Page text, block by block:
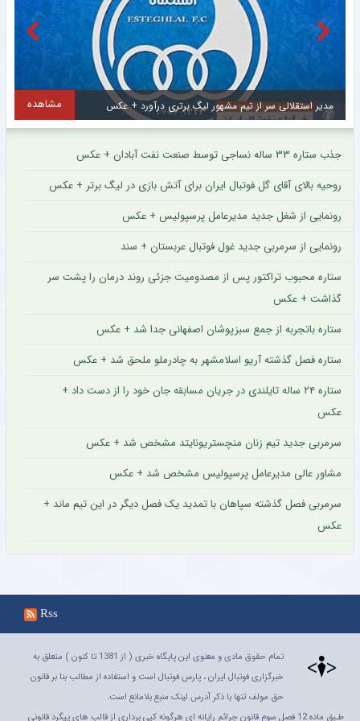
مهدی طارمی برای ستاره اینتر پیام فرستاد + عکس مشاهده
جذب ستاره ۳۳ ساله نساجی توسط صنعت نفت آبادان + عکس
روحیه بالای آقای گل فوتبال ایران برای آتش بازی در لیگ برتر + عکس
رونمایی از شغل جدید مدیرعامل پرسپولیس + عکس
رونمایی از سرمربی جدید غول فوتبال عربستان + سند
ستاره محبوب تراکتور پس از مصدومیت جزئی روند درمان را پشت سر
گذاشت + عکس
ستاره باتجربه از جمع سبزپوشان اصفهانی جدا شد + عکس
ستاره فصل گذشته آریو اسلامشهر به چادرملو ملحق شد + عکس
ستاره ۲۴ ساله تایلندی در جریان مسابقه جان خود را از دست داد +
عکس
سرمربی جدید تیم زنان منچستریونایتد مشخص شد + عکس
مشاور عالی مدیرعامل پرسپولیس مشخص شد + عکس
سرمربی فصل گذشته سپاهان با تمدید یک فصل دیگر در این تیم ماند +
عکس
Rss
تمام حقوق مادی و معنوی این پایگاه خبری ( از 1381 تا کنون ) متعلق به
خبرگزاری فوتبال ایران ، پارس فوتبال است و استفاده از مطالب بنا بر قانون
حق مولف تنها با ذکر آدرس لینک منبع بلامانع است.
طـبق ماده 12 فصل سوم قانون جرائم رايانه اي هرگونه کپي برداري از قالب هاي پيگرد قانوني